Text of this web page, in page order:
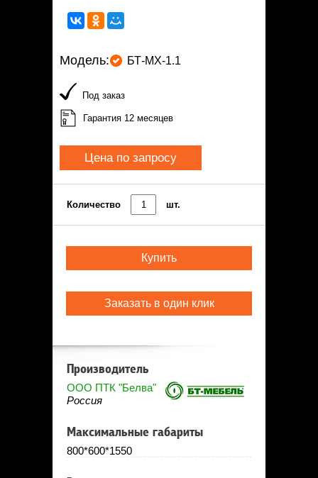
Модель: БТ-МХ-1.1
Под заказ
Гарантия 12 месяцев
Цена по запросу
Количество шт.
Купить
Заказать в один клик
Производитель
ООО ПТК "Белва"
Россия
Максимальные габариты
800*600*1550